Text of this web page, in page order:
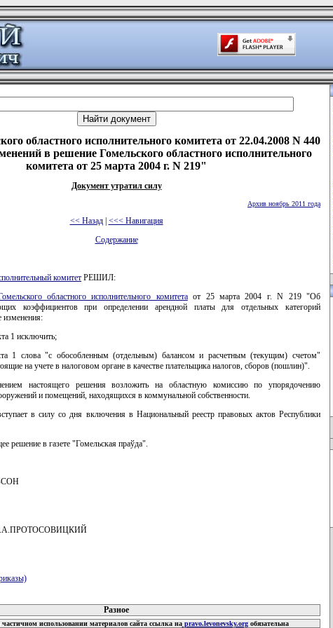
областного исполнительного комитета от 22.04.2008 N 440
в решение Гомельского областного исполнительного
комитета от 25 марта 2004 г. N 219"
Документ утратил силу
Архив ноябрь 2011 года
<< Назад| <<< Навигация
Содержание
комитет РЕШИЛ:
областного исполнительного комитетаот 25 марта 2004 г. N 219 "Об
коэффициентов при определении арендной платы для отдельных категорий
изменения:
1 исключить;
1 слова "с обособленным (отдельным) балансом и расчетным (текущим) счетом"
на учете в налоговом органе в качестве плательщика налогов, сборов (пошлин)".
настоящего решения возложить на областную комиссию по упорядочению
и помещений, находящихся в коммунальной собственности.
в силу со дня включения в Национальный реестр правовых актов Республики
решение в газете "Гомельская праўда".
Н.А.ПРОТОСОВИЦКИЙ
Разное
использовании материалов сайта ссылка наpravo.levonevsky.orgобязательна